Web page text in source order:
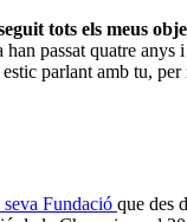
tots els meus
han passat quatre
parlant amb tu,
seva Fundació que des